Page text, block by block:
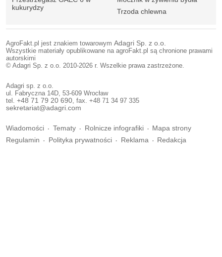
kukurydzy
Trzoda chlewna
AgroFakt.pl jest znakiem towarowym Adagri Sp. z o.o.
Wszystkie materiały opublikowane na agroFakt.pl są chronione prawami
autorskimi
© Adagri Sp. z o.o. 2010-2026 r. Wszelkie prawa zastrzeżone.
Adagri sp. z o.o.
ul. Fabryczna 14D, 53-609 Wrocław
tel. +48 71 79 20 690 , fax. +48 71 34 97 335
sekretariat@adagri.com
Wiadomości Tematy Rolnicze infografiki
Mapa strony
Regulamin
Polityka prywatności Reklama Redakcja